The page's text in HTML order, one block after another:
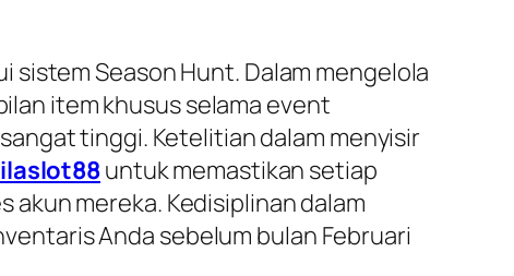
sistemSeason Hunt. Dalam mengelola
item khusus selama event
tinggi. Ketelitian dalam menyisir
untuk memastikan setiap
mereka. Kedisiplinan dalam
Anda sebelum bulan Februari